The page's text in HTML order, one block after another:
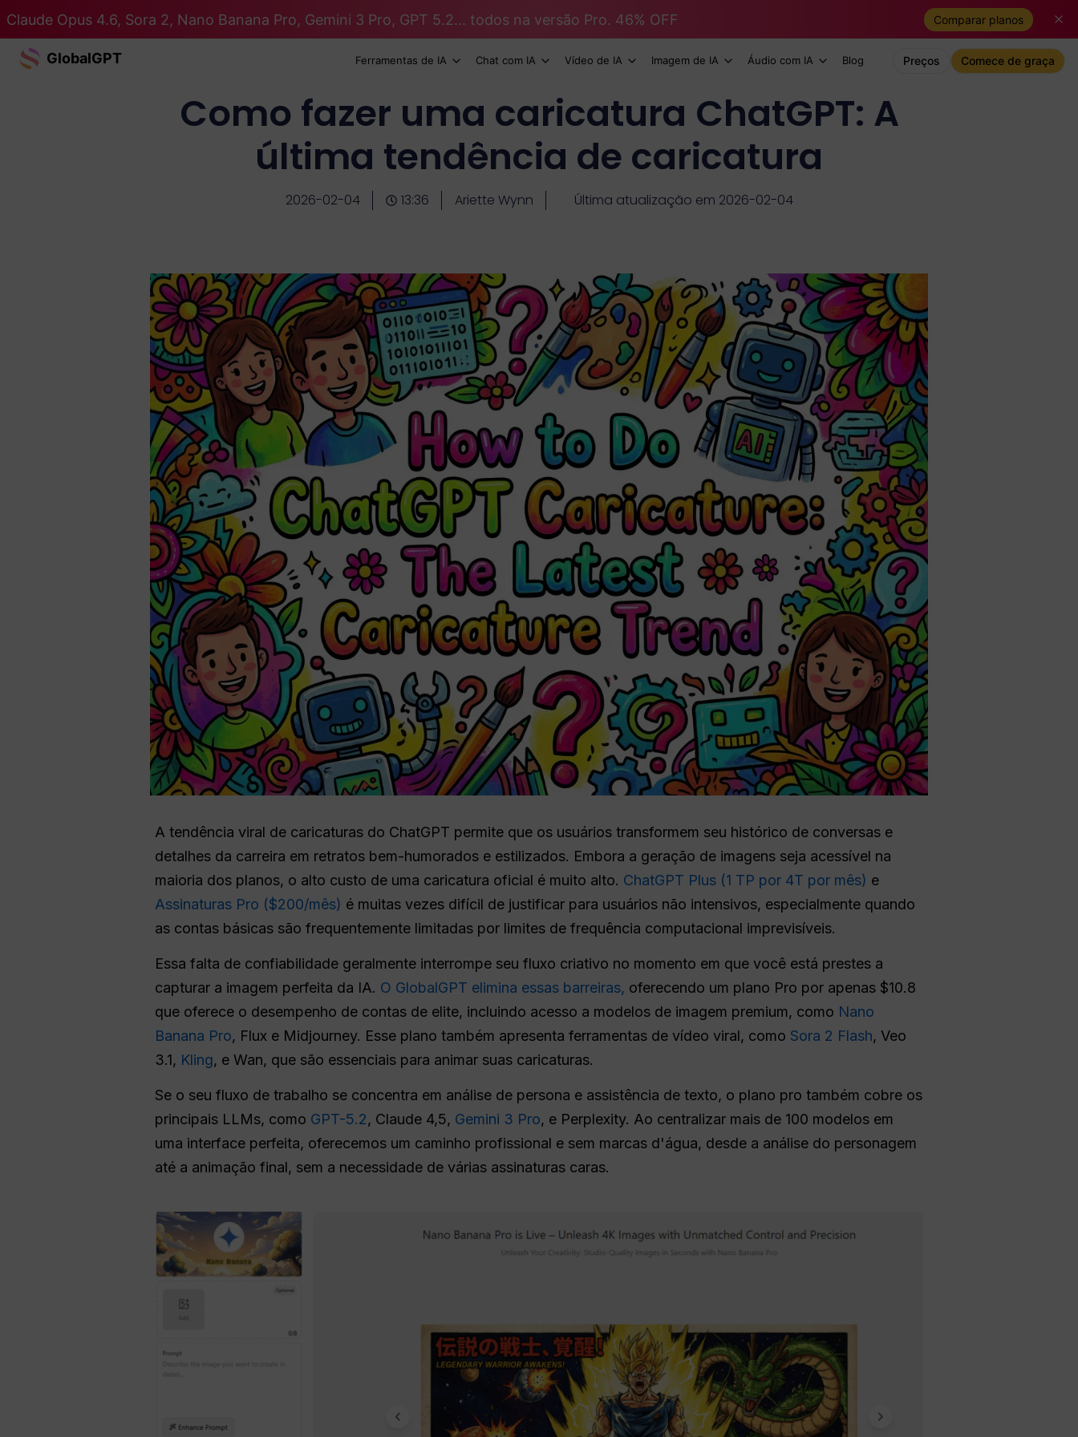
Claude Opus 4.6, Sora 2, Nano Banana Pro, Gemini 3 Pro, GPT 5.2... todos na versão Pro. 46% OFF Comparar planos
GlobalGPT Ferramentas de IA Chat com IA Vídeo de IA Imagem de IA Áudio com IA Blog Preços Comece de graça
Como fazer uma caricatura ChatGPT: A
última tendência de caricatura
2026-02-04 13:36 Ariette Wynn Última atualização em 2026-02-04
A tendência viral de caricaturas do ChatGPT permite que os usuários transformem seu histórico de conversas e
detalhes da carreira em retratos bem-humorados e estilizados. Embora a geração de imagens seja acessível na
maioria dos planos, o alto custo de uma caricatura oficial é muito alto. ChatGPT Plus (1 TP por 4T por mês) e
Assinaturas Pro ($200/mês) é muitas vezes difícil de justificar para usuários não intensivos, especialmente quando
as contas básicas são frequentemente limitadas por limites de frequência computacional imprevisíveis.
Essa falta de confiabilidade geralmente interrompe seu fluxo criativo no momento em que você está prestes a
capturar a imagem perfeita da IA. O GlobalGPT elimina essas barreiras, oferecendo um plano Pro por apenas $10.8
que oferece o desempenho de contas de elite, incluindo acesso a modelos de imagem premium, como Nano
Banana Pro, Flux e Midjourney. Esse plano também apresenta ferramentas de vídeo viral, como Sora 2 Flash, Veo
3.1, Kling, e Wan, que são essenciais para animar suas caricaturas.
Se o seu fluxo de trabalho se concentra em análise de persona e assistência de texto, o plano pro também cobre os
principais LLMs, como GPT-5.2, Claude 4,5, Gemini 3 Pro, e Perplexity. Ao centralizar mais de 100 modelos em
uma interface perfeita, oferecemos um caminho profissional e sem marcas d'água, desde a análise do personagem
até a animação final, sem a necessidade de várias assinaturas caras.